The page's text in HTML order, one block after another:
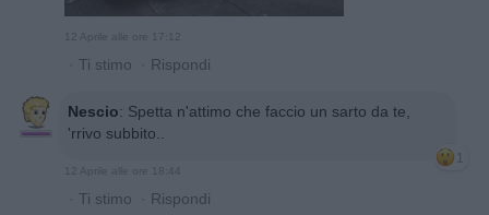
12 Aprile alle ore 17:12
· Ti stimo · Rispondi
Nescio: Spetta n'attimo che faccio un sarto da te,
'rrivo subbito..
1
12 Aprile alle ore 18:44
· Ti stimo · Rispondi